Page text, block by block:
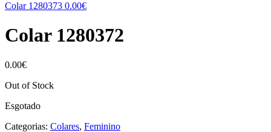
Colar 1280373 0.00€
Colar 1280372
0.00€
Out of Stock
Esgotado
Categorias: Colares, Feminino